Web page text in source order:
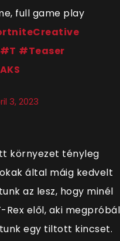
full game play
#T #Teaser
3, 2023
környezet tényleg
által máig kedvelt
az lesz, hogy minél
Rex elől, aki megpróbál
egy tiltott kincset.